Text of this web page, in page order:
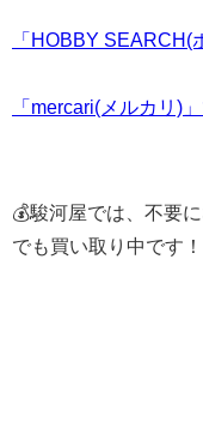
「HOBBY SEARCH(
「mercari(メルカリ)
💰駿河屋では、不要
でも買い取り中です！